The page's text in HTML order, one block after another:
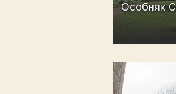
Особняк